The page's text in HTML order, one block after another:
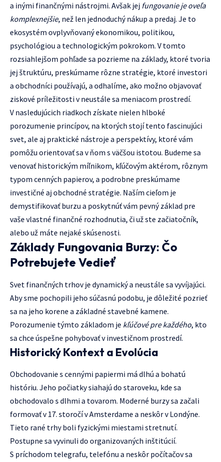
a inými finančnými nástrojmi. Avšak jej fungovanie je oveľa
komplexnejšie, než len jednoduchý nákup a predaj. Je to
ekosystém ovplyvňovaný ekonomikou, politikou,
psychológiou a technologickým pokrokom. V tomto
rozsiahlejšom pohľade sa pozrieme na základy, ktoré tvoria
jej štruktúru, preskúmame rôzne stratégie, ktoré investori
a obchodníci používajú, a odhalíme, ako možno objavovať
ziskové príležitosti v neustále sa meniacom prostredí.
V nasledujúcich riadkoch získate nielen hlboké
porozumenie princípov, na ktorých stojí tento fascinujúci
svet, ale aj praktické nástroje a perspektívy, ktoré vám
pomôžu orientovať sa v ňom s väčšou istotou. Budeme sa
venovať historickým míľnikom, kľúčovým aktérom, rôznym
typom cenných papierov, a podrobne preskúmame
investičné aj obchodné stratégie. Naším cieľom je
demystifikovať burzu a poskytnúť vám pevný základ pre
vaše vlastné finančné rozhodnutia, či už ste začiatočník,
alebo už máte nejaké skúsenosti.
Základy Fungovania Burzy: Čo
Potrebujete Vedieť
Svet finančných trhov je dynamický a neustále sa vyvíjajúci.
Aby sme pochopili jeho súčasnú podobu, je dôležité pozrieť
sa na jeho korene a základné stavebné kamene.
Porozumenie týmto základom je kľúčové pre každého, kto
sa chce úspešne pohybovať v investičnom prostredí.
Historický Kontext a Evolúcia
Obchodovanie s cennými papiermi má dlhú a bohatú
históriu. Jeho počiatky siahajú do staroveku, kde sa
obchodovalo s dlhmi a tovarom. Moderné burzy sa začali
formovať v 17. storočí v Amsterdame a neskôr v Londýne.
Tieto rané trhy boli fyzickými miestami stretnutí.
Postupne sa vyvinuli do organizovaných inštitúcií.
S príchodom telegrafu, telefónu a neskôr počítačov sa